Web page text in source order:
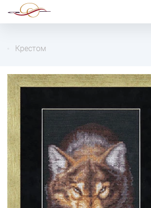
Крестом